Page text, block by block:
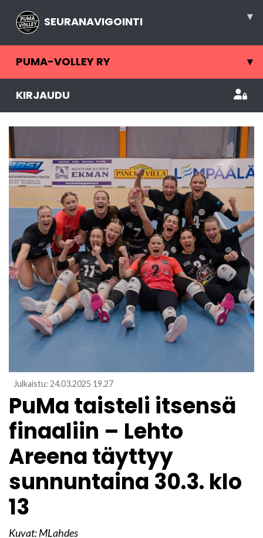
SEURANAVIGOINTI ▾
PUMA-VOLLEY RY ▾
KIRJAUDU
Julkaistu: 24.03.2025 19.27
​PuMa taisteli itsensä
finaaliin – Lehto
Areena täyttyy
sunnuntaina 30.3. klo
13
Kuvat: MLahdes